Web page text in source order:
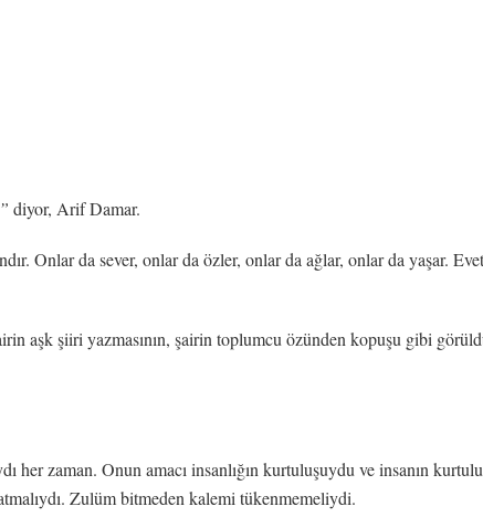
diyor, Arif Damar.
Onlar da sever, onlar da özler, onlar da ağlar, onlar da yaşar.
aşk şiiri yazmasının, şairin toplumcu özünden kopuşu gibi
zaman. Onun amacı insanlığın kurtuluşuydu ve insanın
Zulüm bitmeden kalemi tükenmemeliydi.